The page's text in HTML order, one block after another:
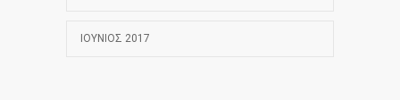
ΙΟΎΝΙΟΣ 2017